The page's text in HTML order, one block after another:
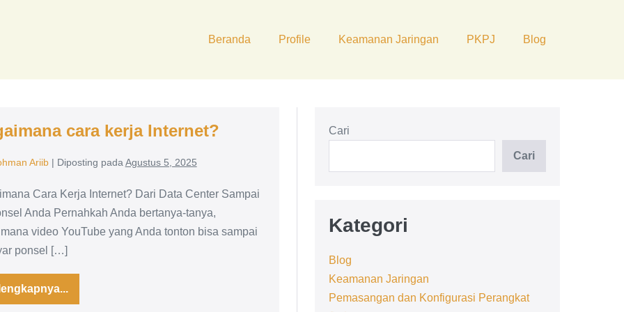
Beranda Profile Keamanan Jaringan PKPJ Blog
cara kerja Internet?
Ariib| Diposting pada Agustus 5, 2025
Cara Kerja Internet? Dari Data Center Sampai
Anda Pernahkah Anda bertanya-tanya,
video YouTube yang Anda tonton bisa sampai
ponsel […]
Bagaimana
cara
Cari
Cari
Kategori
Blog
Keamanan Jaringan
Pemasangan dan Konfigurasi Perangkat